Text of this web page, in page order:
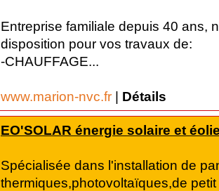
Entreprise familiale depuis 40 ans,
disposition pour vos travaux de:
-CHAUFFAGE...
www.marion-nvc.fr | Détails
EO'SOLAR énergie solaire et
Spécialisée dans l'installation de
thermiques,photovoltaïques,de